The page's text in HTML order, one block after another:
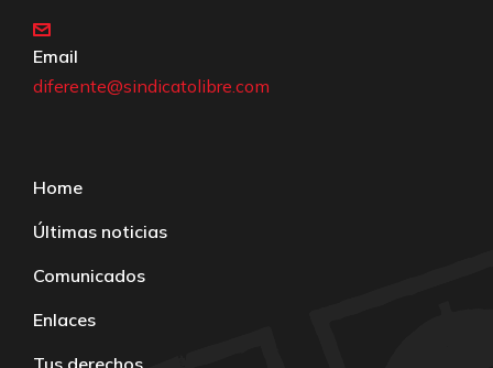
Email
diferente@sindicatolibre.com
Home
Últimas noticias
Comunicados
Enlaces
Tus derechos